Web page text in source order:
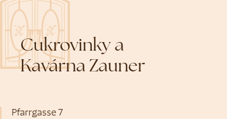
Cukrovinky a
Kavárna Zauner
Pfarrgasse 7